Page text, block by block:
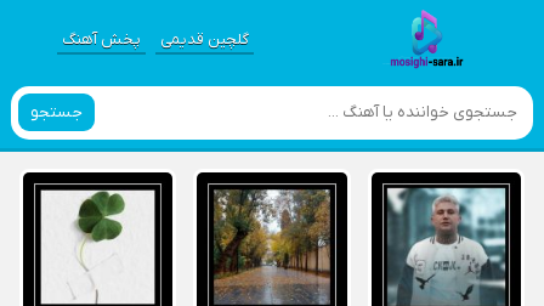
گلچین قدیمی پخش آهنگ
جستجو